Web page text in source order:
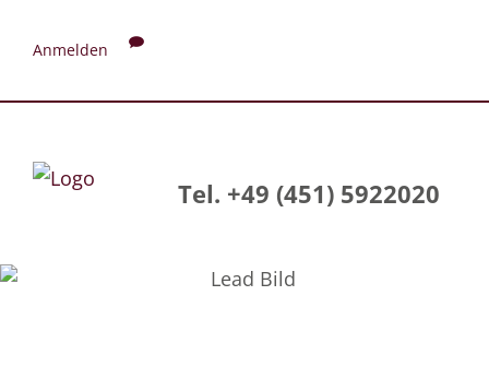
Anmelden
Tel. +49 (451) 5922020